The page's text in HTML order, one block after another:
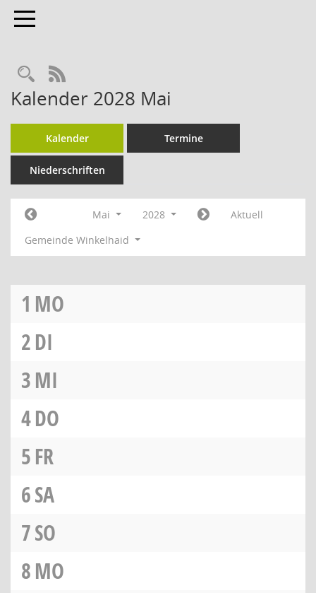
Toggle navigation
Rechercheauswahl
RSS-Feed
Kalender 2028 Mai
Kalender Termine
Niederschriften
Mai 2028
Aktuell
Gemeinde Winkelhaid
1 MO
2DI
3MI
4DO
5FR
6SA
7SO
8MO